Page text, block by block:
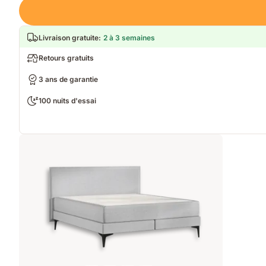
Livraison gratuite: 2 à 3 semaines
Retours gratuits
3 ans de garantie
100 nuits d'essai